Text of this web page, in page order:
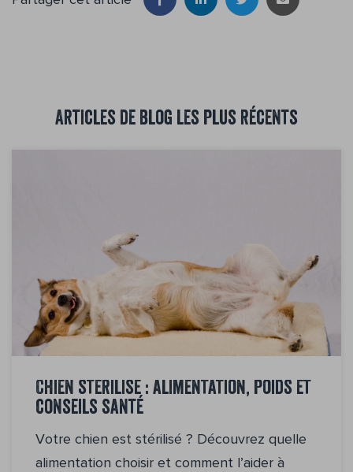
Articles de blog les plus récents
Chien stérilisé : alimentation, poids et
conseils santé
Votre chien est stérilisé ? Découvrez quelle
alimentation choisir et comment l’aider à